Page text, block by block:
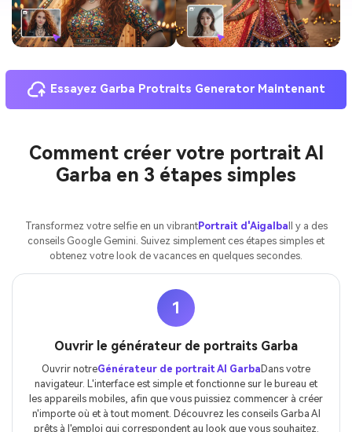
Essayez Garba Protraits Generator Maintenant
Comment créer votre portrait AI
Garba en 3 étapes simples
Transformez votre selfie en un vibrantPortrait d'Aigalba Il y a des
conseils Google Gemini. Suivez simplement ces étapes simples et
obtenez votre look de vacances en quelques secondes.
1
Ouvrir le générateur de portraits Garba
Ouvrir notreGénérateur de portrait AI Garba Dans votre
navigateur. L'interface est simple et fonctionne sur le bureau et
les appareils mobiles, afin que vous puissiez commencer à créer
n'importe où et à tout moment. Découvrez les conseils Garba AI
prêts à l'emploi qui correspondent au look que vous souhaitez.